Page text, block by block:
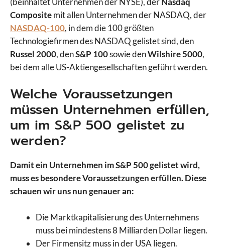
Compositemit allen Unternehmen der NASDAQ, der
NASDAQ-100, in dem die 100 größten
Technologiefirmen des NASDAQ gelistet sind, den
Russel 2000, denS&P 100sowie denWilshire 5000,
bei dem alle US-Aktiengesellschaften geführt werden.
Welche Voraussetzungen
müssen Unternehmen erfüllen,
um im S&P 500 gelistet zu
werden?
Damit ein Unternehmen im S&P 500 gelistet wird,
muss es besondere Voraussetzungen erfüllen. Diese
schauen wir uns nun genauer an:
Die Marktkapitalisierung des Unternehmens
muss bei mindestens 8 Milliarden Dollar liegen.
Der Firmensitz muss in der USA liegen.